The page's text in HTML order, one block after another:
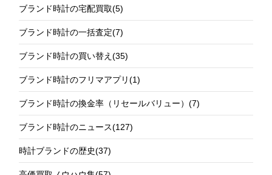
ブランド時計の宅配買取(5)
ブランド時計の一括査定(7)
ブランド時計の買い替え(35)
ブランド時計のフリマアプリ(1)
ブランド時計の換金率（リセールバリュー）(7)
ブランド時計のニュース(127)
時計ブランドの歴史(37)